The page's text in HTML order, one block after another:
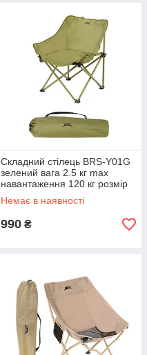
Складний стілець BRS-Y01G
зелений вага 2.5 кг max
навантаження 120 кг розмір
46 х 46 х 68 см
Немає в наявності
990 ₴